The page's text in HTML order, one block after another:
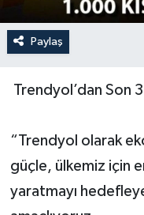
Paylaş
Trendyol’dan Son
“Trendyol olarak
güçle, ülkemiz için
yaratmayı